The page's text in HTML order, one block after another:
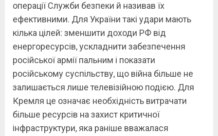
операції Служби безпеки й називав їх
ефективними. Для України такі удари мають
кілька цілей: зменшити доходи РФ від
енергоресурсів, ускладнити забезпечення
російської армії пальним і показати
російському суспільству, що війна більше не
залишається лише телевізійною подією. Для
Кремля це означає необхідність витрачати
більше ресурсів на захист критичної
інфраструктури, яка раніше вважалася